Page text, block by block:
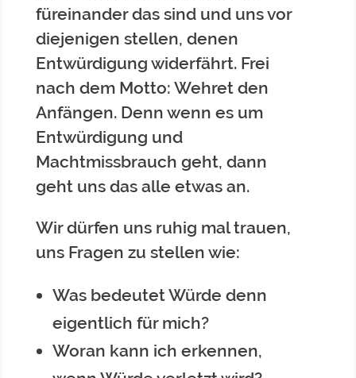
füreinander das sind und uns vor
diejenigen stellen, denen
Entwürdigung widerfährt. Frei
nach dem Motto: Wehret den
Anfängen. Denn wenn es um
Entwürdigung und
Machtmissbrauch geht, dann
geht uns das alle etwas an.
Wir dürfen uns ruhig mal trauen,
uns Fragen zu stellen wie:
Was bedeutet Würde denn
eigentlich für mich?
Woran kann ich erkennen,